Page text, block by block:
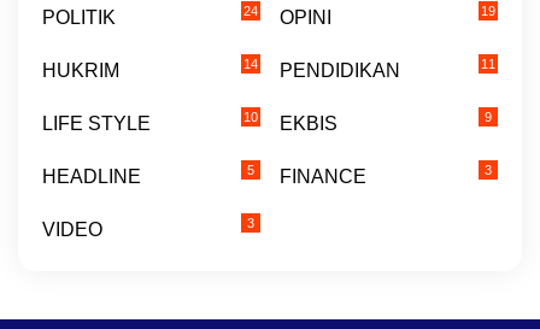
POLITIK 24 OPINI 19
HUKRIM 14 PENDIDIKAN 11
LIFE STYLE 10 EKBIS 9
HEADLINE 5 FINANCE 3
VIDEO 3